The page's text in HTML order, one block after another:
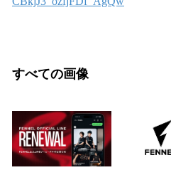
すべての画像